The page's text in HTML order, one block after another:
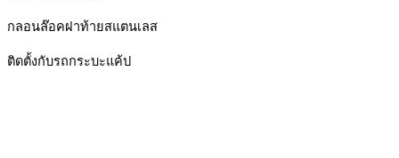
กลอนล๊อคฝาท้ายสแตนเลส
ติดตั้งกับรถกระบะแค้ป